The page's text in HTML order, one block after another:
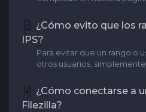
¿Cómo evito que los
IPS?
Para evitar que un rango o
otros usuarios,
¿Cómo conectarse a
Filezilla?